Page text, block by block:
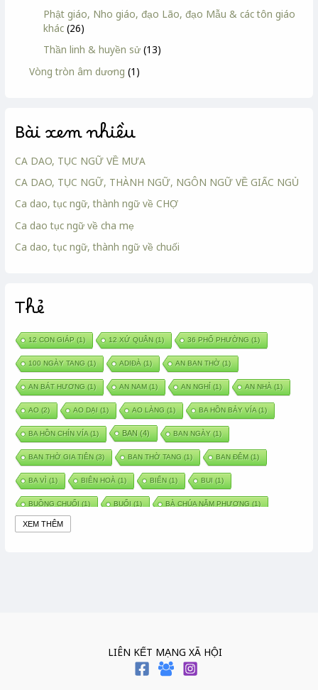
Phật giáo, Nho giáo, đạo Lão, đạo Mẫu & các tôn giáo
khác (26)
Thần linh & huyền sử (13)
Vòng tròn âm dương (1)
Bài xem nhiều
CA DAO, TỤC NGỮ VỀ MƯA
CA DAO, TỤC NGỮ, THÀNH NGỮ, NGÔN NGỮ VỀ GIẤC NGỦ
Ca dao, tục ngữ, thành ngữ về CHỢ
Ca dao tục ngữ về cha mẹ
Ca dao, tục ngữ, thành ngữ về chuối
Thẻ
12 CON GIÁP (1) 12 XỨ QUÂN (1) 36 PHỐ PHƯỜNG (1)
100 NGÀY TANG (1) ADIĐÀ (1) AN BAN THỜ(1)
AN BÁT HƯƠNG (1) AN NAM(1) AN NGHỈ (1) AN NHÀ (1)
AO (2) AO DẠI (1) AO LÀNG (1) BA HỒN BẢY VÍA(1)
BA HỒN CHÍN VÍA(1) BAN (4) BAN NGÀY (1)
BAN THỜ GIA TIÊN (3) BAN THỜ TANG (1) BAN ĐÊM(1)
BA VÌ (1) BIÊN HOÀ (1) BIỂN (1) BUI (1)
BUỒNG CHUỐI (1) BUỔI (1) BÀ CHÚA NĂM PHƯƠNG (1)
BÀ CHÚA THÀNH ĐÔNG
BÁNH TRÁNG (1) BÁNH TRÔI BÁNH CHAY
XEM THÊM
LIÊN KẾT MẠNG XÃ HỘI